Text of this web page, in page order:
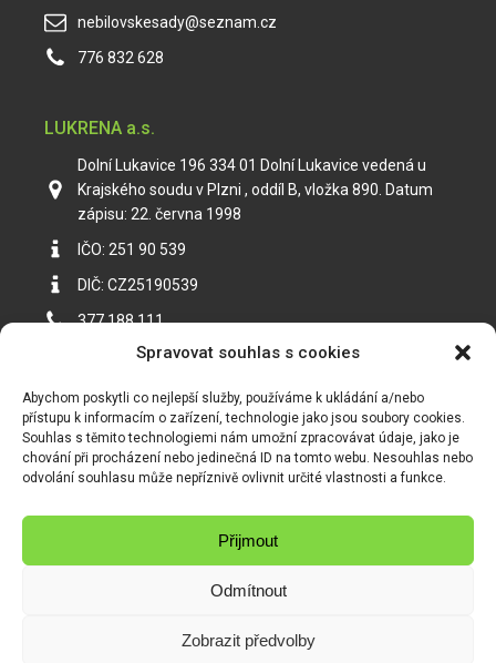
Spravovat souhlas s cookies
Abychom poskytli co nejlepší služby, používáme k ukládání a/nebo
přístupu k informacím o zařízení, technologie jako jsou soubory cookies.
Souhlas s těmito technologiemi nám umožní zpracovávat údaje, jako je
chování při procházení nebo jedinečná ID na tomto webu. Nesouhlas nebo
odvolání souhlasu může nepříznivě ovlivnit určité vlastnosti a funkce.
Přijmout
Odmítnout
Zobrazit předvolby
nebilovskesady@seznam.cz
776 832 628
Klepnutím přijměte marketingové soubory
cookie a povolte tento obsah
LUKRENA a.s.
Dolní Lukavice 196 334 01 Dolní Lukavice vedená u
Krajského soudu v Plzni , oddíl B, vložka 890. Datum
zápisu: 22. června 1998
IČO: 251 90 539
DIČ: CZ25190539
377 188 111